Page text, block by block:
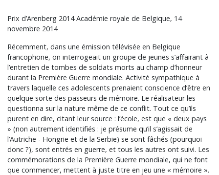
Prix d’Arenberg 2014 Académie royale de Belgique, 14
novembre 2014
Récemment, dans une émission télévisée en Belgique
francophone, on interrogeait un groupe de jeunes s’affairant à
l’entretien de tombes de soldats morts au champ d’honneur
durant la Première Guerre mondiale. Activité sympathique à
travers laquelle ces adolescents prenaient conscience d’être en
quelque sorte des passeurs de mémoire. Le réalisateur les
questionna sur la nature même de ce conflit. Tout ce qu’ils
purent en dire, citant leur source : l’école, est que « deux pays
» (non autrement identifiés : je présume qu’il s’agissait de
l’Autriche - Hongrie et de la Serbie) se sont fâchés (pourquoi
donc ?), sont entrés en guerre, et tous les autres ont suivi. Les
commémorations de la Première Guerre mondiale, qui ne font
que commencer, mettent à juste titre en jeu une « mémoire ».